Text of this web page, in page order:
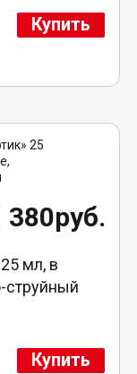
Купить
380руб.
мл, в
струйный
Купить